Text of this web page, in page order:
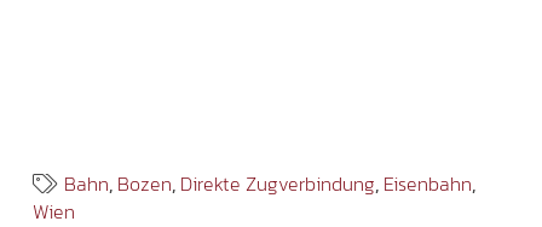
Bahn, Bozen, Direkte Zugverbindung, Eisenbahn,
Wien